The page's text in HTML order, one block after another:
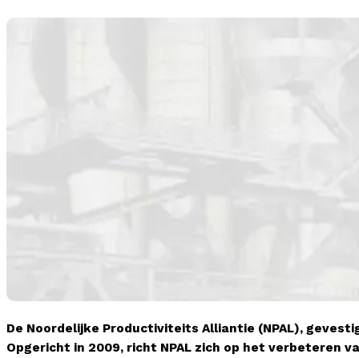
De Noordelijke Productiviteits Alliantie (NPAL),
Opgericht in 2009, richt NPAL zich op het verbeteren